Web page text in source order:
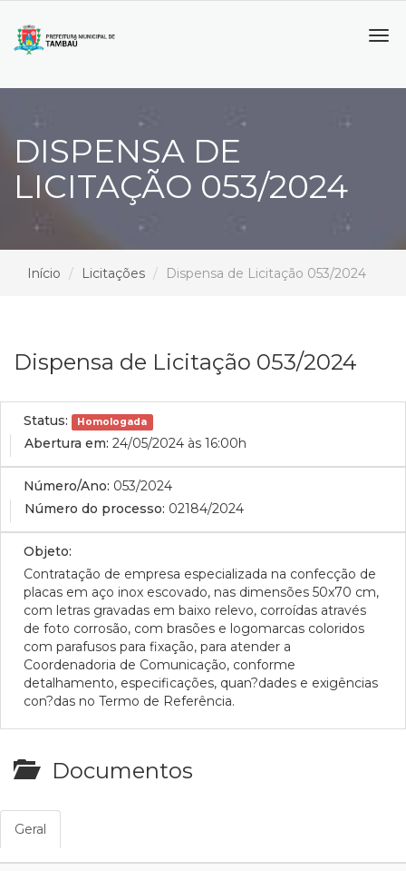
DISPENSA DE
LICITAÇÃO 053/2024
Início Licitações Dispensa de Licitação 053/2024
Dispensa de Licitação 053/2024
Status: Homologada
Abertura em: 24/05/2024 às 16:00h
Número/Ano: 053/2024
Número do processo: 02184/2024
Objeto:
Contratação de empresa especializada na confecção de
placas em aço inox escovado, nas dimensões 50x70 cm,
com letras gravadas em baixo relevo, corroídas através
de foto corrosão, com brasões e logomarcas coloridos
com parafusos para fixação, para atender a
Coordenadoria de Comunicação, conforme
detalhamento, especificações, quan?dades e exigências
con?das no Termo de Referência.
Documentos
Geral